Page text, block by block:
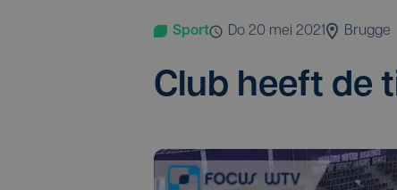
Sport do 20 mei 2021 Brugge
Club heeft de